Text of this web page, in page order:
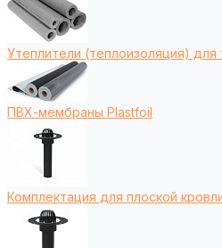
Утеплители (теплоизоляция) для
ПВХ-мембраны Plastfoil
Комплектация для плоской